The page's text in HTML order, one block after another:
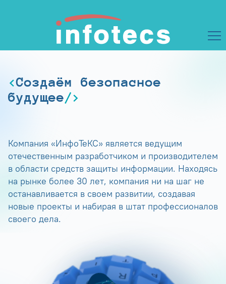
Создаём безопасное
будущее
Компания «ИнфоТеКС» является ведущим
отечественным разработчиком и производителем
в области средств защиты информации. Находясь
на рынке более 30 лет, компания ни на шаг не
останавливается в своем развитии, создавая
новые проекты и набирая в штат профессионалов
своего дела.